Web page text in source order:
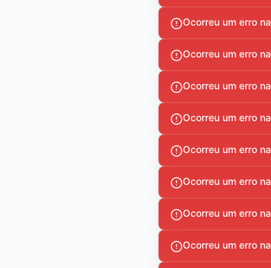
Ocorreu um erro
Ocorreu um erro
Ocorreu um erro
Ocorreu um erro
Ocorreu um erro
Ocorreu um erro
Ocorreu um erro
Ocorreu um erro